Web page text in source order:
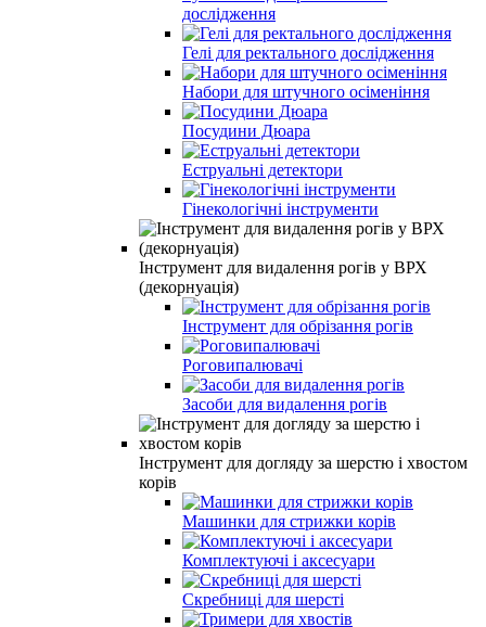
дослідження
Гелі для ректального дослідження
Набори для штучного осіменіння
Посудини Дюара
Еструальні детектори
Гінекологічні інструменти
Інструмент для видалення рогів у ВРХ
(декорнуація)
Інструмент для обрізання рогів
Роговипалювачі
Засоби для видалення рогів
Інструмент для догляду за шерстю і хвостом
корів
Машинки для стрижки корів
Комплектуючі і аксесуари
Скребниці для шерсті